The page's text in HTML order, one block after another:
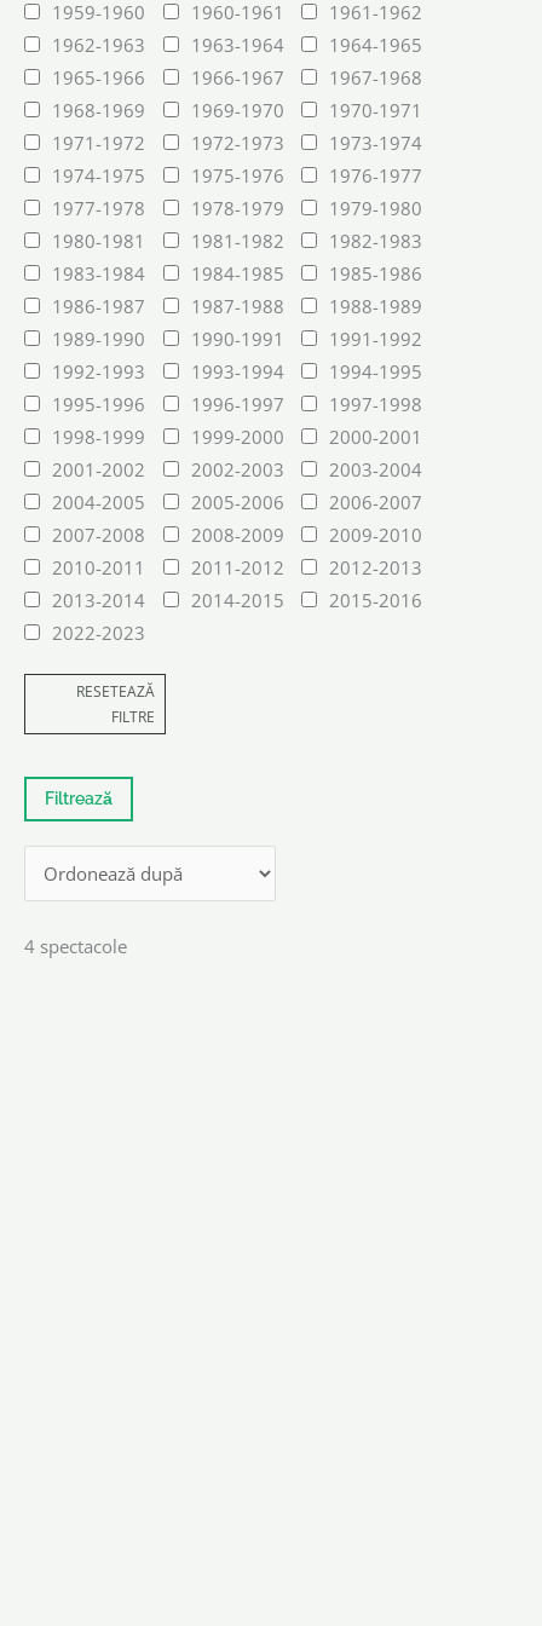
1959-1960
1960-1961
1961-1962
1962-1963
1963-1964
1964-1965
1965-1966
1966-1967
1967-1968
1968-1969
1969-1970
1970-1971
1971-1972
1972-1973
1973-1974
1974-1975
1975-1976
1976-1977
1977-1978
1978-1979
1979-1980
1980-1981
1981-1982
1982-1983
1983-1984
1984-1985
1985-1986
1986-1987
1987-1988
1988-1989
1989-1990
1990-1991
1991-1992
1992-1993
1993-1994
1994-1995
1995-1996
1996-1997
1997-1998
1998-1999
1999-2000
2000-2001
2001-2002
2002-2003
2003-2004
2004-2005
2005-2006
2006-2007
2007-2008
2008-2009
2009-2010
2010-2011
2011-2012
2012-2013
2013-2014
2014-2015
2015-2016
2022-2023
RESETEAZĂ
FILTRE
4 spectacole